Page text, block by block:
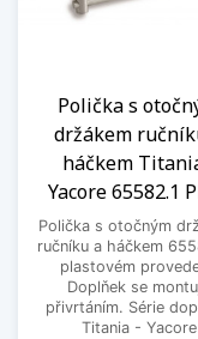
Polička s
držákem
háčkem
Yacore 65582.1
Polička s otočným
ručníku a háčkem
plastovém
Doplňek se
přivrtáním. Série
Titania - Yacore